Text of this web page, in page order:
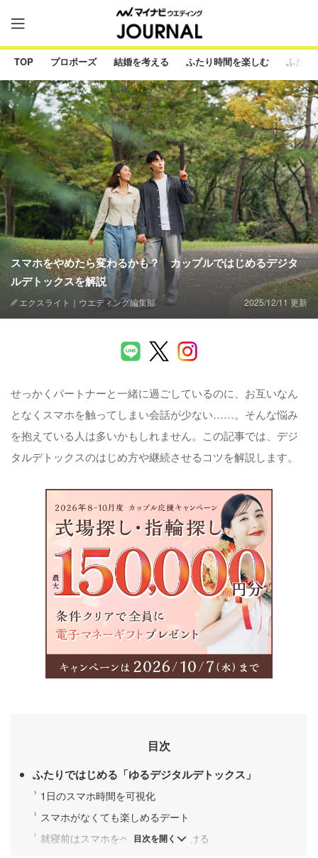
TOP プロポーズ 結婚を考える ふたり時間を楽しむ ふたり
スマホをやめたら変わるかも？ カップルではじめるデジタ
ルデトックスを解説
エクスライト｜ウエディング編集部 2025/12/11 更新
せっかくパートナーと一緒に過ごしているのに、お互いなん
となくスマホを触ってしまい会話が少ない……。そんな悩み
を抱えている人は多いかもしれません。この記事では、デジ
タルデトックスのはじめ方や継続させるコツを解説します。
目次
ふたりではじめる「ゆるデジタルデトックス」
1日のスマホ時間を可視化
スマホがなくても楽しめるデート
就寝前はスマホをベッドから遠ざける
目次を開く